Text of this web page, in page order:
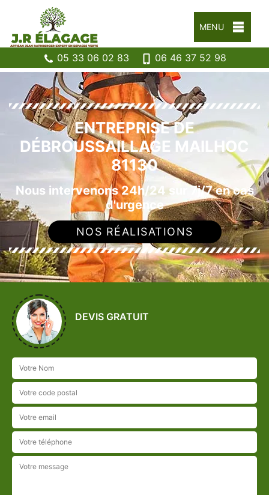
MENU
05 33 06 02 83 06 46 37 52 98
ENTREPRISE DE
DÉBROUSSAILLAGE MAILHOC
81130
Nous intervenons 24h/24 sur 7j/7 en cas
d'urgence
NOS RÉALISATIONS
DEVIS GRATUIT